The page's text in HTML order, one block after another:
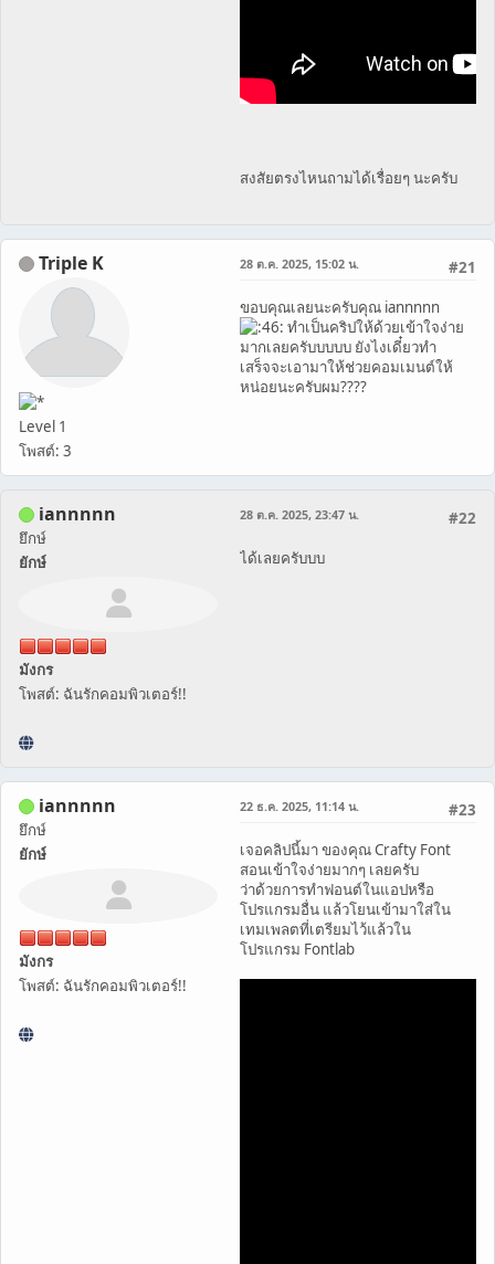
สงสัยตรงไหนถามได้เรื่อยๆ นะครับ
Triple K
Level 1
โพสต์: 3
#21
28 ต.ค. 2025, 15:02 น.
ขอบคุณเลยนะครับคุณ iannnnn
ทำเป็นคริปให้ด้วยเข้าใจง่าย
มากเลยครับบบบบ ยังไงเดี๋ยวทำ
เสร็จจะเอามาให้ช่วยคอมเมนต์ให้
หน่อยนะครับผม????
iannnnn
ยึกษ์
ยักษ์
มังกร
โพสต์: ฉันรักคอมพิวเตอร์!!
#22
28 ต.ค. 2025, 23:47 น.
ได้เลยครับบบ
iannnnn
ยึกษ์
ยักษ์
มังกร
โพสต์: ฉันรักคอมพิวเตอร์!!
#23
22 ธ.ค. 2025, 11:14 น.
เจอคลิปนี้มา ของคุณ Crafty Font
สอนเข้าใจง่ายมากๆ เลยครับ
ว่าด้วยการทำฟอนต์ในแอปหรือ
โปรแกรมอื่น แล้วโยนเข้ามาใส่ใน
เทมเพลตที่เตรียมไว้แล้วใน
โปรแกรม Fontlab